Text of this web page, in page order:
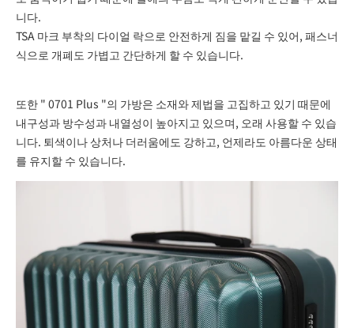
니다.
TSA 마크 부착의 다이얼 락으로 안전하게 짐을 맡길 수 있어, 패스너
식으로 개폐도 가볍고 간단하게 할 수 있습니다.
또한 " 0701 Plus "의 가방은 소재와 제법을 고집하고 있기 때문에
내구성과 방수성과 내열성이 높아지고 있으며, 오래 사용할 수 있습
니다. 퇴색이나 상처나 더러움에도 강하고, 언제라도 아름다운 상태
를 유지할 수 있습니다.